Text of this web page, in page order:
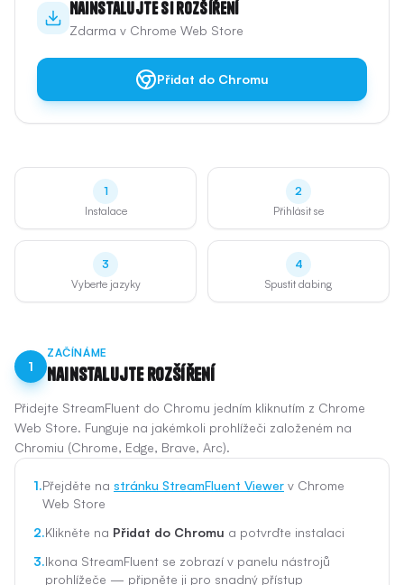
Nainstalujte si rozšíření
Zdarma v Chrome Web Store
Přidat do Chromu
1
Instalace
2
Přihlásit se
3
Vyberte jazyky
4
Spustit dabing
1
ZAČÍNÁME
Nainstalujte rozšíření
Přidejte StreamFluent do Chromu jedním kliknutím z Chrome
Web Store. Funguje na jakémkoli prohlížeči založeném na
Chromiu (Chrome, Edge, Brave, Arc).
1.Přejděte na stránku StreamFluent Viewer v Chrome
Web Store
2.Klikněte na Přidat do Chromu a potvrďte instalaci
3.Ikona StreamFluent se zobrazí v panelu nástrojů
prohlížeče — připněte ji pro snadný přístup